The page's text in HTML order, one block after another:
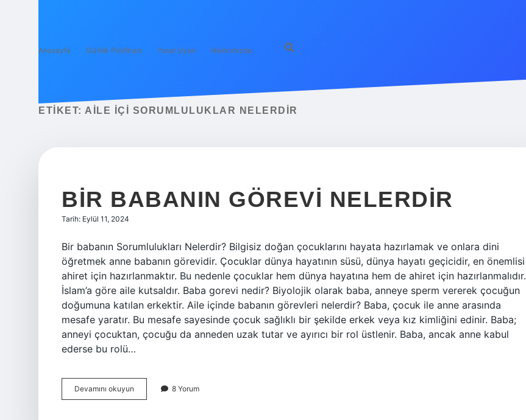
Anasayfa Gizlilik Politikası Yasal Uyarı Hakkımızda
ETIKET: AILE IÇI SORUMLULUKLAR NELERDIR
BIR BABANIN GÖREVI NELERDIR
Tarih: Eylül 11, 2024
Bir babanın Sorumlulukları Nelerdir? Bilgisiz doğan çocuklarını hayata hazırlamak ve onlara dini
öğretmek anne babanın görevidir. Çocuklar dünya hayatının süsü, dünya hayatı geçicidir, en önemlisi
ahiret için hazırlanmaktır. Bu nedenle çocuklar hem dünya hayatına hem de ahiret için hazırlanmalıdır.
İslam’a göre aile kutsaldır. Baba gorevi nedir? Biyolojik olarak baba, anneye sperm vererek çocuğun
doğumuna katılan erkektir. Aile içinde babanın görevleri nelerdir? Baba, çocuk ile anne arasında
mesafe yaratır. Bu mesafe sayesinde çocuk sağlıklı bir şekilde erkek veya kız kimliğini edinir. Baba;
anneyi çocuktan, çocuğu da anneden uzak tutar ve ayırıcı bir rol üstlenir. Baba, ancak anne kabul
ederse bu rolü…
Devamını okuyun
Babanın
8 Yorum